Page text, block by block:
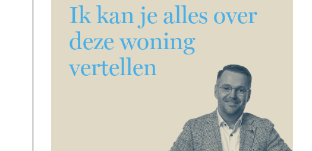
Ik kan je alles over
deze woning
vertellen